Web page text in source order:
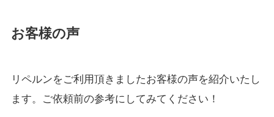
お客様の声
リペルンをご利用頂きましたお客様の声を紹介いたし
ます。ご依頼前の参考にしてみてください！